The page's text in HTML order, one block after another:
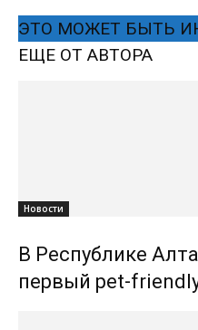
ЭТО МОЖЕТ БЫТЬ
ЕЩЕ ОТ АВТОРА
Новости
В Республике
первый pet-